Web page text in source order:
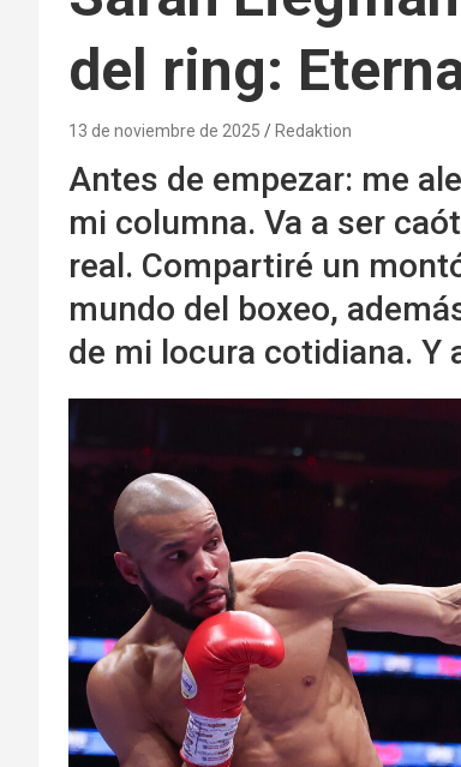
del ring:
13 de noviembre de 2025 Redaktion
Antes de empezar: me
mi columna. Va a ser
real. Compartiré un
mundo del boxeo,
de mi locura cotidiana. Y